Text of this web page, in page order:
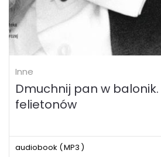
Inne
Dmuchnij pan w
felietonów
audiobook (MP3 )